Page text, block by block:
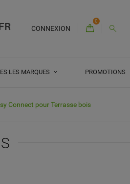
CONNEXION
0
LES MARQUES PROMOTIONS
Connect pour Terrasse bois